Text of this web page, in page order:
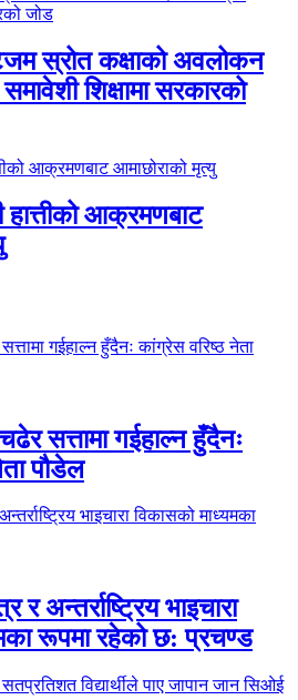
स्रोत कक्षाको अवलोकन
समावेशी शिक्षामा सरकारको
आक्रमणबाट
सत्तामा गईहाल्न हुँदैनः
पौडेल
अन्तर्राष्ट्रिय भाइचारा
रूपमा रहेको छ: प्रचण्ड